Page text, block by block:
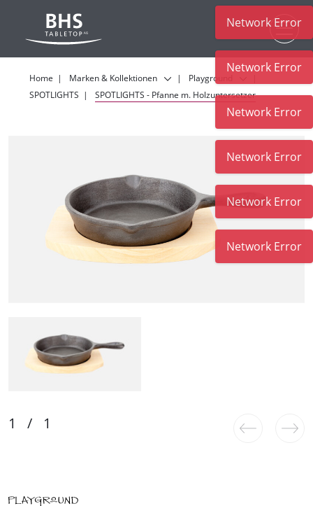
Home Marken & Kollektionen
Playground
SPOTLIGHTS
SPOTLIGHTS - Pfanne m. Holzuntersetzer
Network Error
Network Error
Network Error
Network Error
Network Error
Network Error